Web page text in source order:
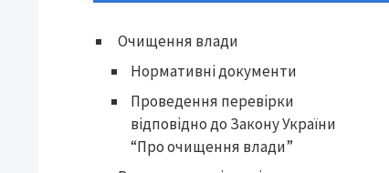
Очищення влади
Нормативні документи
Проведення перевірки
відповідно до Закону України
“Про очищення влади”